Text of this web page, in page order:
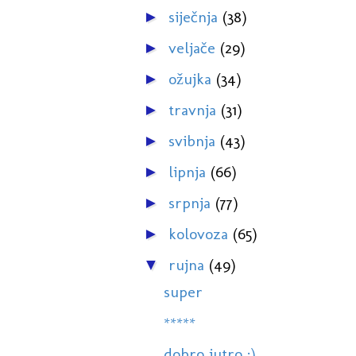
► siječnja (38)
► veljače (29)
► ožujka (34)
► travnja (31)
► svibnja (43)
► lipnja (66)
► srpnja (77)
► kolovoza (65)
▼ rujna (49)
super
*****